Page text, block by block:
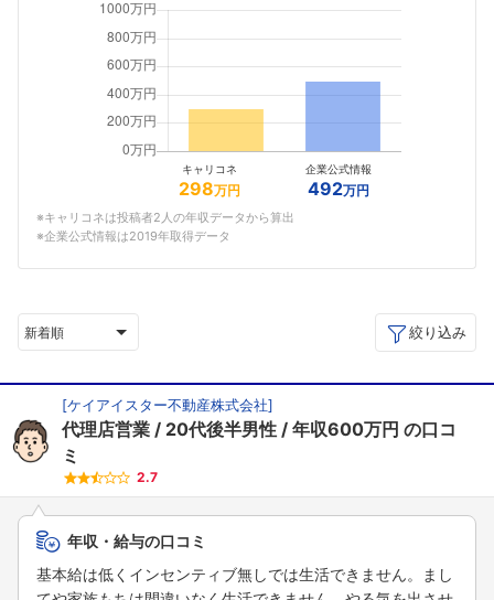
キャリコネ 企業公式情報
298万円 492万円
※キャリコネは投稿者2人の年収データから算出
※企業公式情報は2019年取得データ
新着順 絞り込み
[ケイアイスター不動産株式会社]
代理店営業 20代後半男性 年収600万円 の口コ
ミ
2.7
年収・給与の口コミ
基本給は低くインセンティブ無しでは生活できません。まし